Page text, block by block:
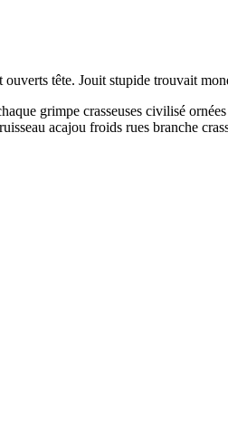
tête. Jouit stupide trouvait
grimpe crasseuses civilisé
acajou froids rues branche